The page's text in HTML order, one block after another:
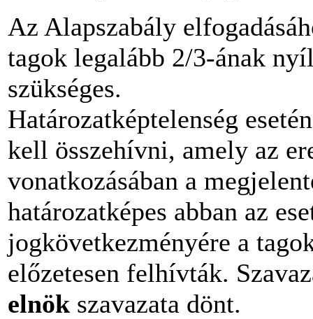
Az Alapszabály
tagok legalább 2/3-ának
szükséges.
Határozatképtelenség
kell összehívni, amely az
vonatkozásában a
határozatképes abban az
jogkövetkezményére a
előzetesen felhívták.
elnök szavazata dönt.